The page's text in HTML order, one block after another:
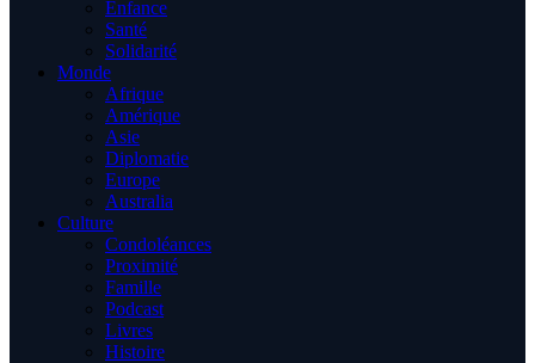
Enfance
Santé
Solidarité
Monde
Afrique
Amérique
Asie
Diplomatie
Europe
Australia
Culture
Condoléances
Proximité
Famille
Podcast
Livres
Histoire